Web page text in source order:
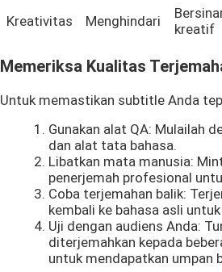
Kreativitas Menghindari
kreatif
Memeriksa Kualitas
Untuk memastikan subtitle Anda
Gunakan alat QA: Mulailah
dan alat tata bahasa.
Libatkan mata manusia:
penerjemah profesional
Coba terjemahan balik:
kembali ke bahasa asli
Uji dengan audiens Anda:
diterjemahkan kepada
untuk mendapatkan umpan